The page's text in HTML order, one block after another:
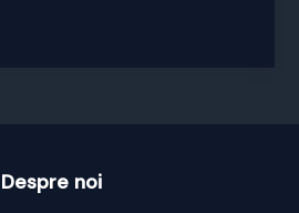
Despre noi